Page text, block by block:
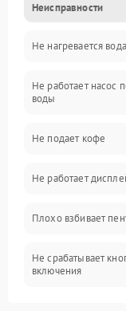
Прочие
Включение и
Проблемы с
Проблемы с
Управление и
Программное
Неисправности
Не нагревается вода
Не работает насос
воды
Не подает кофе
Не работает
Плохо взбивает
Не срабатывает
включения